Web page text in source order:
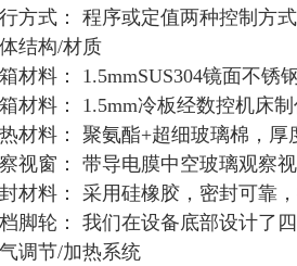
方式： 程序或定值两种控制方
结构/材质
材料： 1.5mmSUS304镜面不锈
材料： 1.5mm冷板经数控机床
材料： 聚氨酯+超细玻璃棉，厚
视窗： 带导电膜中空玻璃观察
材料： 采用硅橡胶，密封可靠
脚轮： 我们在设备底部设计了
调节/加热系统